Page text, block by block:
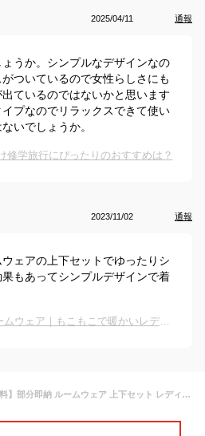
2025/04/11 通報
うか。シンプルなデザインなの
ついているので女性らしさにも
ているのではないかと思います
プなのでリラックスできて使い
いでしょうか。
修学旅行にぴったりのおすすめは？
2023/11/02 通報
ェアの上下セットでゆったりシ
もあってシンプルデザインで着
秋冬の大人のかわいいルームウェア｜もこもこで暖かいレディース部屋着のおすすめは？
【送料無料】部分即納 ルームウェア 上下セット レディース 部屋着 長袖 セットアップ レース付き ベロア ストレッチ パジャマ Vネック 厚手 ゆったり 可愛い 冬 部屋着 ナイトウェア 寝巻き ホームウェア 室内着 長ズボン トップス あったか 暖かい 防寒 おしゃれ